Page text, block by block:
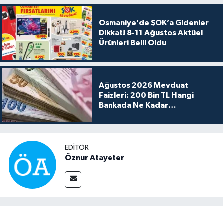
Osmaniye’de ŞOK’a Gidenler
Dikkat! 8-11 Ağustos Aktüel
Ürünleri Belli Oldu
Ağustos 2026 Mevduat
Faizleri: 200 Bin TL Hangi
Bankada Ne Kadar
EDITÖR
Öznur Atayeter